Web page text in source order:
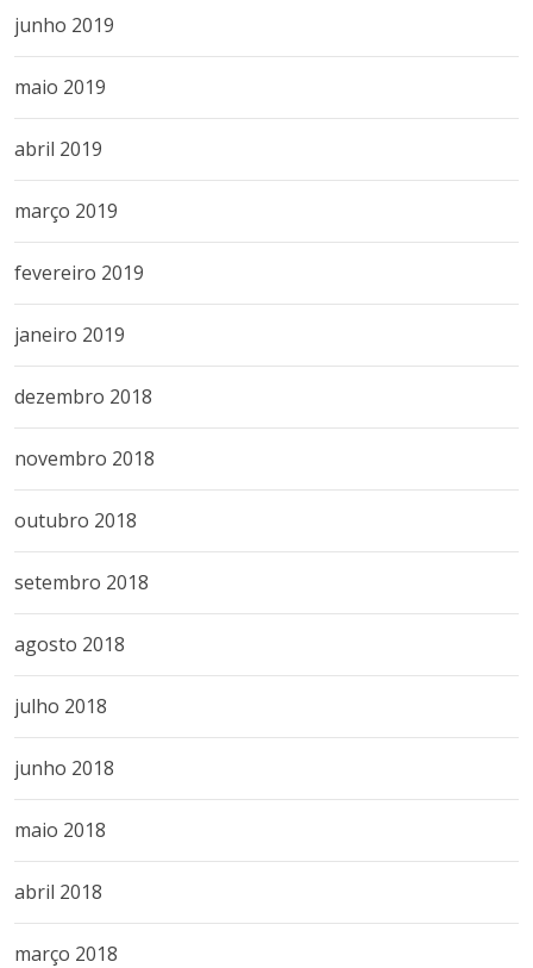
junho 2019
maio 2019
abril 2019
março 2019
fevereiro 2019
janeiro 2019
dezembro 2018
novembro 2018
outubro 2018
setembro 2018
agosto 2018
julho 2018
junho 2018
maio 2018
abril 2018
março 2018